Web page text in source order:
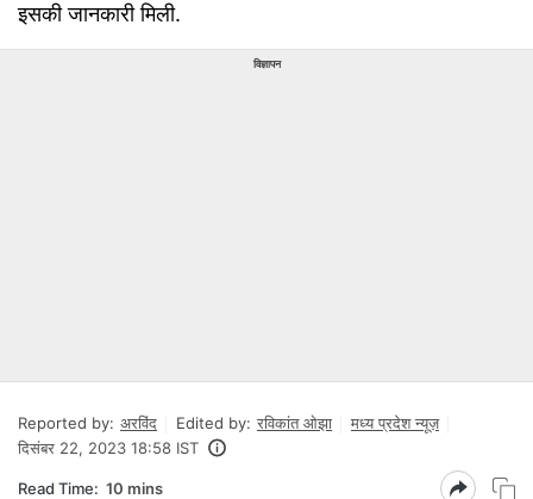
इसकी जानकारी मिली.
विज्ञापन
Reported by: अरविंद Edited by: रविकांत ओझा
मध्य प्रदेश न्यूज़
दिसंबर 22, 2023 18:58 IST
Read Time: 10 mins